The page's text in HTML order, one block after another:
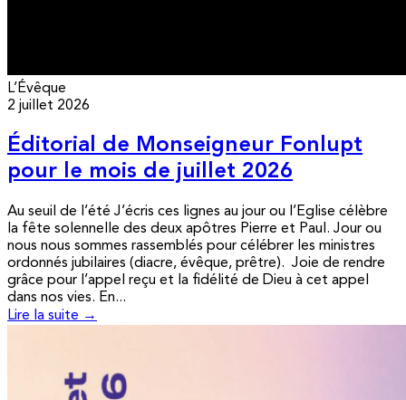
L’Évêque
2 juillet 2026
Éditorial de Monseigneur Fonlupt
pour le mois de juillet 2026
Au seuil de l’été J’écris ces lignes au jour ou l’Eglise célèbre
la fête solennelle des deux apôtres Pierre et Paul. Jour ou
nous nous sommes rassemblés pour célébrer les ministres
ordonnés jubilaires (diacre, évêque, prêtre). Joie de rendre
grâce pour l’appel reçu et la fidélité de Dieu à cet appel
dans nos vies. En...
Lire la suite →